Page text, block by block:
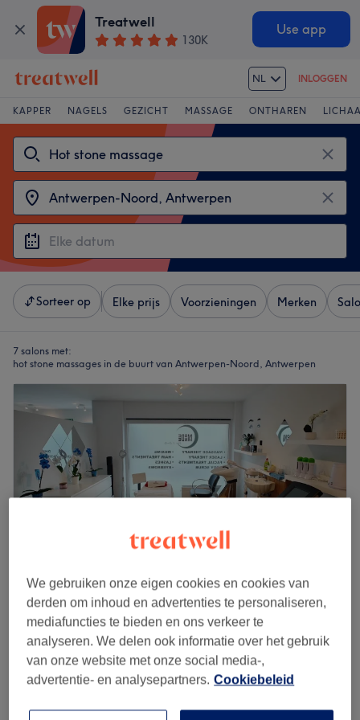
Treatwell
130K
Use app
NL INLOGGEN
KAPPER NAGELS GEZICHT MASSAGE ONTHAREN
Sorteer op Elke prijs Voorzieningen Merken
7 salons met:
hot stone massages in de buurt van Antwerpen-Noord, Antwerpen
Mondee Relax&Beauty
4,9
287 reviews
A. Van Cauwelaert, Antwerpen
Laat zien op de kaart
30 min - 1 u 30 min
We gebruiken onze eigen cookies en cookies van
derden om inhoud en advertenties te personaliseren,
mediafuncties te bieden en ons verkeer te
analyseren. We delen ook informatie over het gebruik
van onze website met onze social media-,
advertentie- en analysepartners. Cookiebeleid